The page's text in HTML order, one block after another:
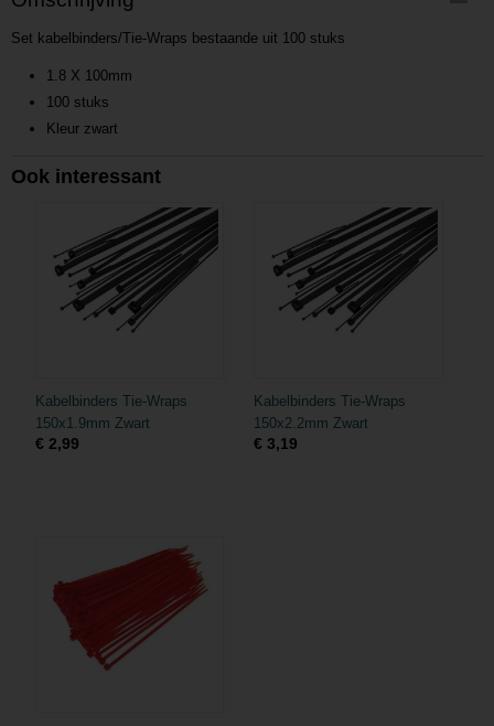
P201608291046
Productcode leverancier
Set kabelbinders/Tie-Wraps bestaande uit 100 stuks
1.8 X 100mm
100 stuks
Kleur zwart
Ook interessant
Kabelbinders Tie-Wraps
150x1.9mm Zwart
€ 2,99
Kabelbinders Tie-Wraps
150x2.2mm Zwart
€ 3,19